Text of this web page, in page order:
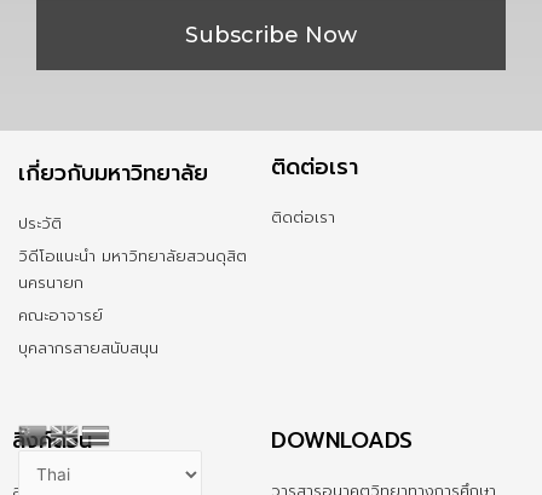
Subscribe Now
เกี่ยวกับมหาวิทยาลัย
ประวัติ
วิดีโอแนะนำ มหาวิทยาลัยสวนดุสิต
นครนายก
คณะอาจารย์
บุคลากรสายสนับสนุน
ติดต่อเรา
ติดต่อเรา
ลิ้งค์ด่วน DOWNLOADS